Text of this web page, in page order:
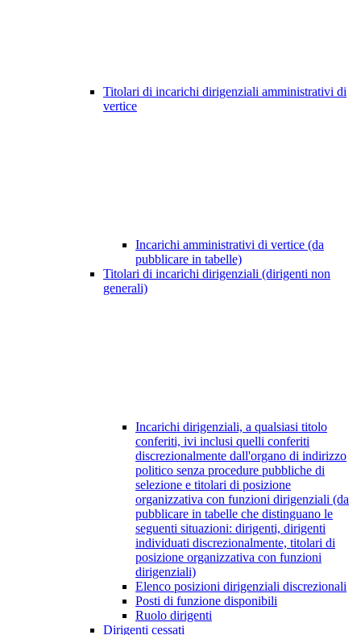
Titolari di incarichi dirigenziali amministrativi di
vertice
Incarichi amministrativi di vertice (da
pubblicare in tabelle)
Titolari di incarichi dirigenziali (dirigenti non
generali)
Incarichi dirigenziali, a qualsiasi titolo
conferiti, ivi inclusi quelli conferiti
discrezionalmente dall'organo di indirizzo
politico senza procedure pubbliche di
selezione e titolari di posizione
organizzativa con funzioni dirigenziali (da
pubblicare in tabelle che distinguano le
seguenti situazioni: dirigenti, dirigenti
individuati discrezionalmente, titolari di
posizione organizzativa con funzioni
dirigenziali)
Elenco posizioni dirigenziali discrezionali
Posti di funzione disponibili
Ruolo dirigenti
Dirigenti cessati